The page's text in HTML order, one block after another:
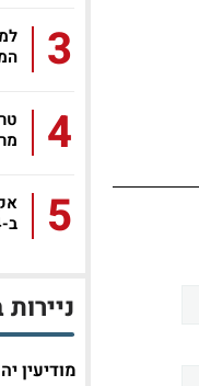
3
4
5
ב-134 מיליון אירו: ה-EBITDA...
מודיעין